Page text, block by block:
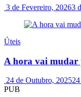
3 de Fevereiro, 20263
Úteis
A hora vai mudar
24 de Outubro, 2025
PUB